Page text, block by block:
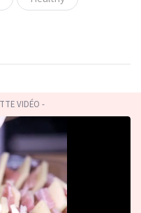
VIDÉO -